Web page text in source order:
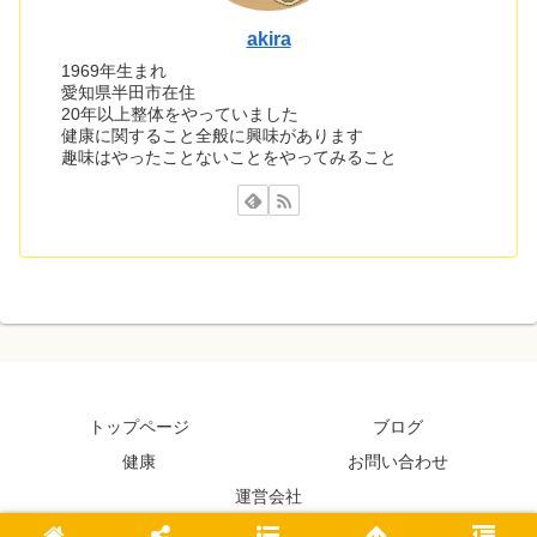
akira
1969年生まれ
愛知県半田市在住
20年以上整体をやっていました
健康に関すること全般に興味があります
趣味はやったことないことをやってみること
トップページ
ブログ
健康
お問い合わせ
運営会社